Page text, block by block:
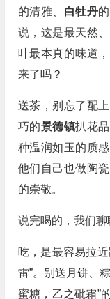
的清雅、 白牡丹
说，这是最天然
叶最本真的味道
来了吗？
送茶，别忘了配
巧的景德镇扒花
种温润如玉的质
他们自己也做陶
的崇敬。
说完喝的，我们聊
吃，是最容易拉
雷”。别送月饼、
蜜糖，乙之砒霜”